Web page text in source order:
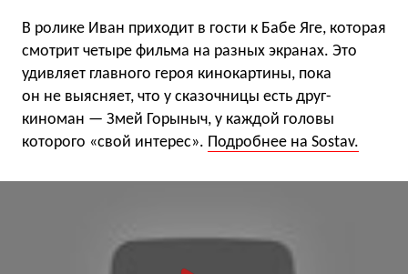
В ролике Иван приходит в гости к Бабе Яге, которая
смотрит четыре фильма на разных экранах. Это
удивляет главного героя кинокартины, пока
он не выясняет, что у сказочницы есть друг-
киноман — Змей Горыныч, у каждой головы
которого «свой интерес». Подробнее на Sostav.